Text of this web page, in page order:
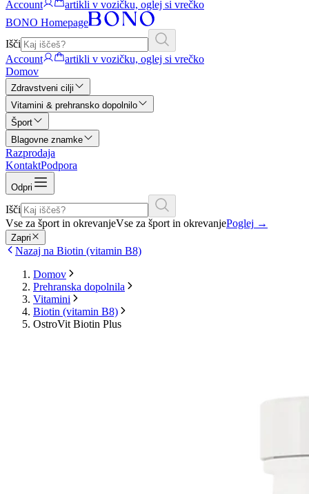
Account
artikli v vozičku, oglej si vrečko
BONO Homepage
Išči
Account
artikli v vozičku, oglej si vrečko
Domov
Zdravstveni cilji
Vitamini & prehransko dopolnilo
Šport
Blagovne znamke
Razprodaja
KontaktPodpora
Odpri
Išči
Vse za šport in okrevanjeVse za šport in okrevanjePoglej →
Zapri
Nazaj na Biotin (vitamin B8)
Domov
Prehranska dopolnila
Vitamini
Biotin (vitamin B8)
OstroVit Biotin Plus